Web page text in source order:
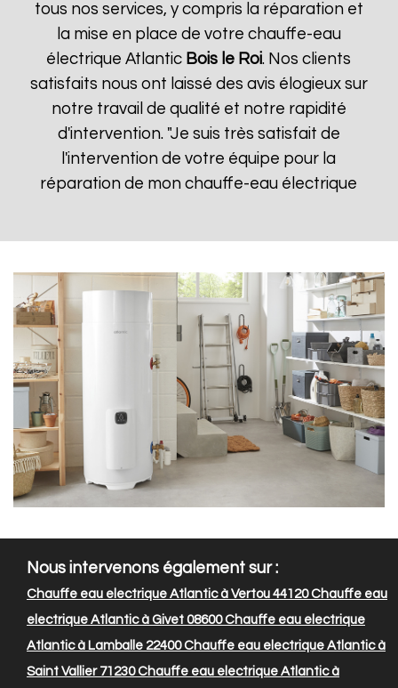
tous nos services, y compris la réparation et
la mise en place de votre chauffe-eau
électrique Atlantic Bois le Roi. Nos clients
satisfaits nous ont laissé des avis élogieux sur
notre travail de qualité et notre rapidité
d'intervention. "Je suis très satisfait de
l'intervention de votre équipe pour la
réparation de mon chauffe-eau électrique
Nous intervenons également sur :
Chauffe eau electrique Atlantic à Vertou 44120Chauffe eau
electrique Atlantic à Givet 08600Chauffe eau electrique
Atlantic à Lamballe 22400Chauffe eau electrique Atlantic à
Saint Vallier 71230Chauffe eau electrique Atlantic à